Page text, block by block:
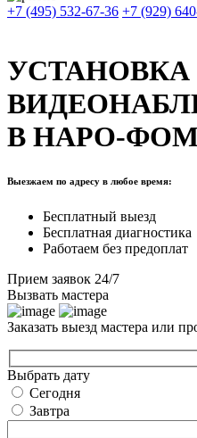
+7 (495) 532-67-36 +7 (929)
В НАРО-
Выезжаем по адресу в любое время:
Бесплатный выезд
Бесплатная диагностика
Работаем без предоплат
Прием заявок 24/7
Вызвать мастера
Заказать выезд мастера или
Выбрать дату
Сегодня
Завтра